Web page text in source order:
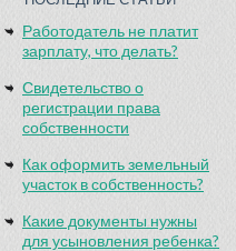
Работодатель не платит
зарплату, что делать?
Свидетельство о
регистрации права
собственности
Как оформить земельный
участок в собственность?
Какие документы нужны
для усыновления ребенка?